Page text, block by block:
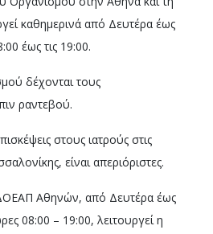
καθημερινά από Δευτέρα έως
έως τις 19:00.
δέχονται τους
ραντεβού.
στους ιατρούς στις
είναι απεριόριστες.
Αθηνών, από Δευτέρα έως
08:00 – 19:00, λειτουργεί η